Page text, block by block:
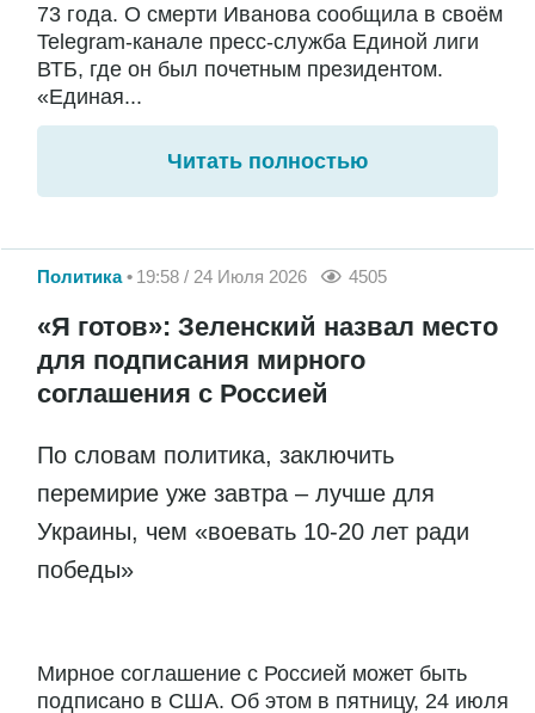
73 года. О смерти Иванова сообщила в своём
Telegram-канале пресс-служба Единой лиги
ВТБ, где он был почетным президентом.
«Единая...
Читать полностью
Политика 19:58 / 24 Июля 2026 4505
«Я готов»: Зеленский назвал место
для подписания мирного
соглашения с Россией
По словам политика, заключить
перемирие уже завтра – лучше для
Украины, чем «воевать 10-20 лет ради
победы»
Мирное соглашение с Россией может быть
подписано в США. Об этом в пятницу, 24 июля